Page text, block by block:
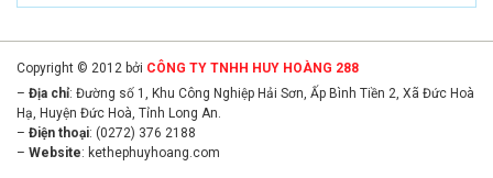
Copyright © 2012 bởi CÔNG TY TNHH HUY HOÀNG 288
– Địa chỉ: Đường số 1, Khu Công Nghiệp Hải Sơn, Ấp Bình Tiền 2, Xã Đức Hoà
Hạ, Huyện Đức Hoà, Tỉnh Long An.
– Điện thoại: (0272) 376 2188
– Website: kethephuyhoang.com